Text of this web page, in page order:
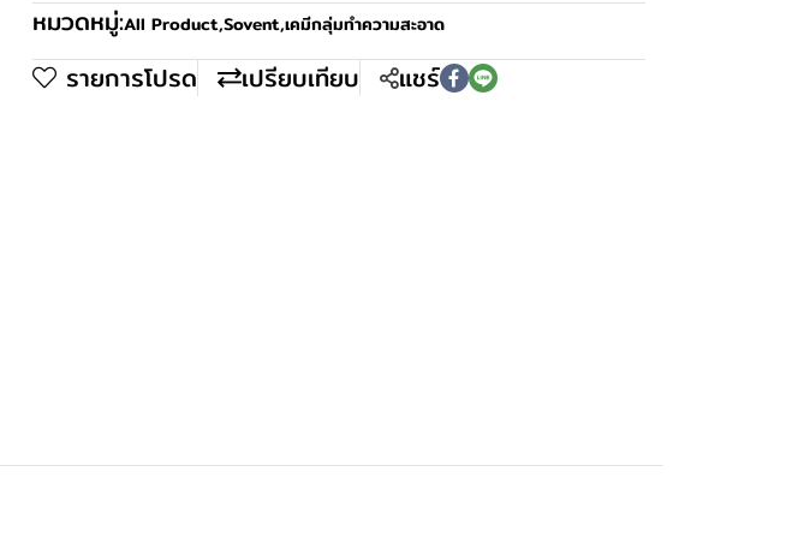
หมวดหมู่:All Product,Sovent,เคมีกลุ่มทำความสะอาด
รายการโปรด เปรียบเทียบ แชร์